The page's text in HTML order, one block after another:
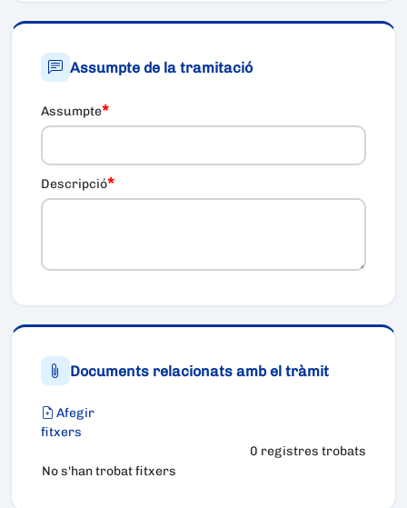
Assumpte de la tramitació
Assumpte*
Descripció*
Documents relacionats amb el tràmit
Afegir
fitxers
0 registres trobats
No s'han trobat fitxers